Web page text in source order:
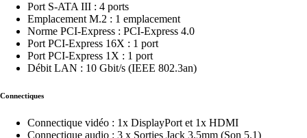
Port S-ATA III : 4 ports
Emplacement M.2 : 1 emplacement
Norme PCI-Express : PCI-Express 4.0
Port PCI-Express 16X : 1 port
Port PCI-Express 1X : 1 port
Débit LAN : 10 Gbit/s (IEEE 802.3an)
Connectiques
Connectique vidéo : 1x DisplayPort et 1x HDMI
Connectique audio : 3 x Sorties Jack 3.5mm (Son 5.1)